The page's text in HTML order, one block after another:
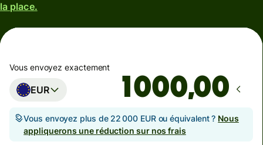
la place.
Vous envoyez exactement
EUR ,00
Vous envoyez plus de 22 000 EUR ou équivalent ? Nous
appliquerons une réduction sur nos frais